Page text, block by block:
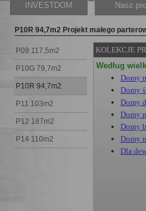
INVESTDOM Nasz
P10R 94,7m2 Projekt małego
P09 117,5m2
P10G 79,7m2
P10R 94,7m2
P11 103m2
P12 187m2
P14 110m2
KOLEKCJE
Według
Domy
Domy
Domy
Domy
Domy
Domy
Dla